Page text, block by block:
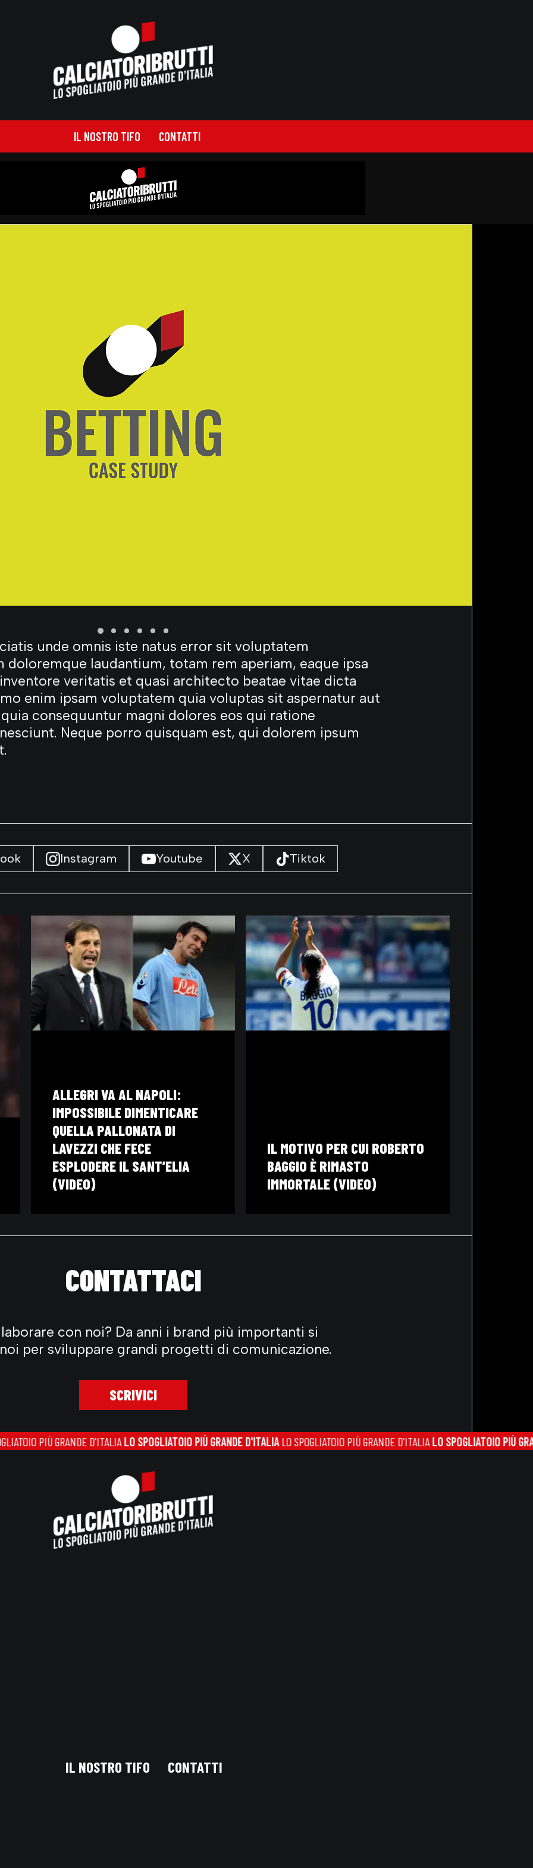
IL NOSTRO TIFO CONTATTI
unde omnis iste natus error sit voluptatem
doloremque laudantium, totam rem aperiam, eaque ipsa
veritatis et quasi architecto beatae vitae dicta
enim ipsam voluptatem quia voluptas sit aspernatur aut
consequuntur magni dolores eos qui ratione
Neque porro quisquam est, qui dolorem ipsum
Instagram Youtube X Tiktok
ALLEGRI VA AL NAPOLI:
IMPOSSIBILE DIMENTICARE
QUELLA PALLONATA DI
LAVEZZI CHE FECE
ESPLODERE IL SANT’ELIA
(VIDEO)
IL MOTIVO PER CUI ROBERTO
BAGGIO È RIMASTO
IMMORTALE (VIDEO)
CONTATTACI
con noi? Da anni i brand più importanti si
per sviluppare grandi progetti di comunicazione.
SCRIVICI
GRANDE D'ITALIALO SPOGLIATOIO PIÙ GRANDE D'ITALIALO SPOGLIATOIO PIÙ GRANDE D'ITALIALO SPOGLIATOIO PIÙ GRANDE
IL NOSTRO TIFO CONTATTI